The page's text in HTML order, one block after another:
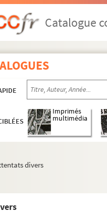
Catalogue
Imprimés
multimédia
divers